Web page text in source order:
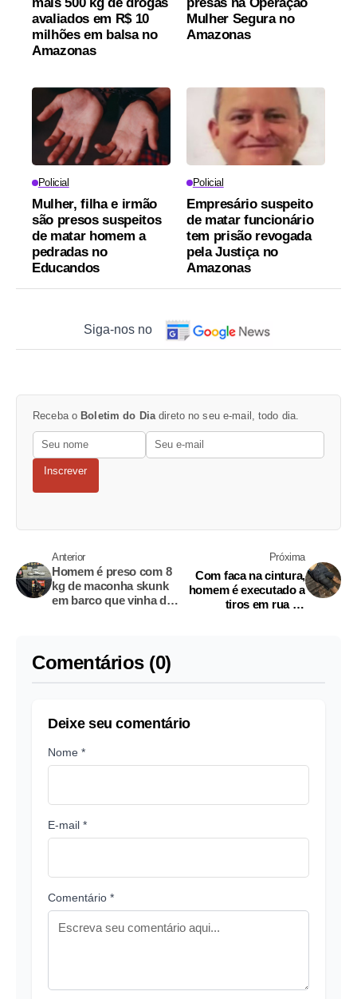
mais 500 kg de drogas
avaliados em R$ 10
milhões em balsa no
Amazonas
presas na Operação
Mulher Segura no
Amazonas
Policial
Mulher, filha e irmão
são presos suspeitos
de matar homem a
pedradas no
Educandos
Policial
Empresário suspeito
de matar funcionário
tem prisão revogada
pela Justiça no
Amazonas
Siga-nos no
Receba o Boletim do Diadireto no seu e-mail, todo dia.
Inscrever
Anterior
Homem é preso com 8
kg de maconha skunk
em barco que vinha de
Próxima
Com faca na cintura,
homem é executado a
tiros em rua na
Comentários (0)
Deixe seu comentário
Nome *
E-mail *
Comentário *